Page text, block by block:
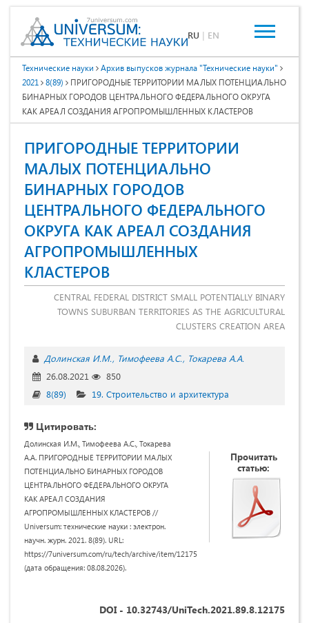
RU | EN
Технические науки
Архив выпусков журнала "Технические науки"
2021
8(89)
ПРИГОРОДНЫЕ ТЕРРИТОРИИ МАЛЫХ ПОТЕНЦИАЛЬНО
БИНАРНЫХ ГОРОДОВ ЦЕНТРАЛЬНОГО ФЕДЕРАЛЬНОГО ОКРУГА
КАК АРЕАЛ СОЗДАНИЯ АГРОПРОМЫШЛЕННЫХ КЛАСТЕРОВ
ПРИГОРОДНЫЕ ТЕРРИТОРИИ
МАЛЫХ ПОТЕНЦИАЛЬНО
БИНАРНЫХ ГОРОДОВ
ЦЕНТРАЛЬНОГО ФЕДЕРАЛЬНОГО
ОКРУГА КАК АРЕАЛ СОЗДАНИЯ
АГРОПРОМЫШЛЕННЫХ
КЛАСТЕРОВ
CENTRAL FEDERAL DISTRICT SMALL POTENTIALLY BINARY
TOWNS SUBURBAN TERRITORIES AS THE AGRICULTURAL
CLUSTERS CREATION AREA
Долинская И.М. Тимофеева А.С. Токарева А.А.
26.08.2021
850
8(89)
19. Строительство и архитектура
Цитировать:
Долинская И.М., Тимофеева А.С., Токарева
А.А. ПРИГОРОДНЫЕ ТЕРРИТОРИИ МАЛЫХ
ПОТЕНЦИАЛЬНО БИНАРНЫХ ГОРОДОВ
ЦЕНТРАЛЬНОГО ФЕДЕРАЛЬНОГО ОКРУГА
КАК АРЕАЛ СОЗДАНИЯ
АГРОПРОМЫШЛЕННЫХ КЛАСТЕРОВ //
Universum: технические науки : электрон.
научн. журн. 2021. 8(89). URL:
https://7universum.com/ru/tech/archive/item/12175
(дата обращения: 08.08.2026).
Прочитать
статью:
DOI - 10.32743/UniTech.2021.89.8.12175